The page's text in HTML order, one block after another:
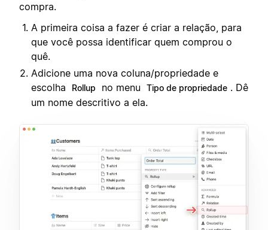
compra.
A primeira coisa a fazer é criar a relação, para
que você possa identificar quem comprou o
quê.
Adicione uma nova coluna/propriedade e
escolha
Rollup no menu Tipo de propriedade . Dê
um nome descritivo a ela.